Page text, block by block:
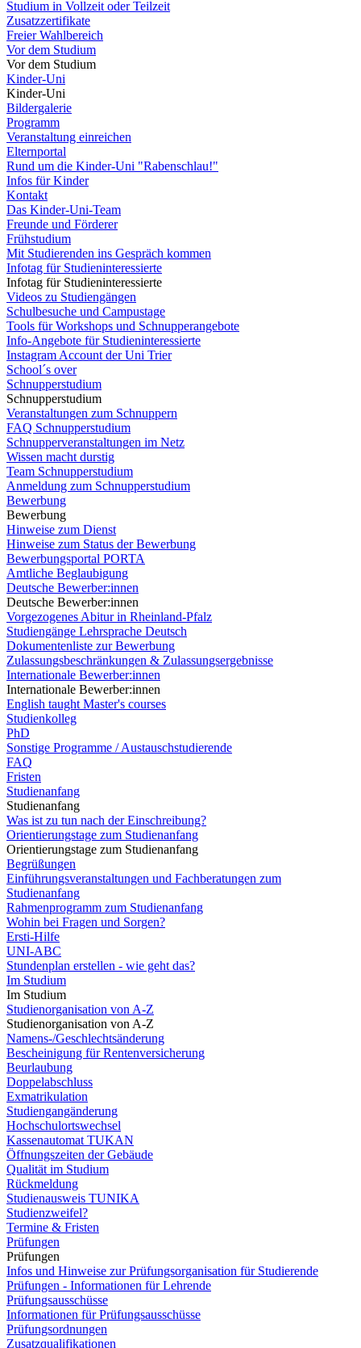
Studium in Vollzeit oder Teilzeit
Zusatzzertifikate
Freier Wahlbereich
Vor dem Studium
Vor dem Studium
Kinder-Uni
Kinder-Uni
Bildergalerie
Programm
Veranstaltung einreichen
Elternportal
Rund um die Kinder-Uni "Rabenschlau!"
Infos für Kinder
Kontakt
Das Kinder-Uni-Team
Freunde und Förderer
Frühstudium
Mit Studierenden ins Gespräch kommen
Infotag für Studieninteressierte
Infotag für Studieninteressierte
Videos zu Studiengängen
Schulbesuche und Campustage
Tools für Workshops und Schnupperangebote
Info-Angebote für Studieninteressierte
Instagram Account der Uni Trier
School´s over
Schnupperstudium
Schnupperstudium
Veranstaltungen zum Schnuppern
FAQ Schnupperstudium
Schnupperveranstaltungen im Netz
Wissen macht durstig
Team Schnupperstudium
Anmeldung zum Schnupperstudium
Bewerbung
Bewerbung
Hinweise zum Dienst
Hinweise zum Status der Bewerbung
Bewerbungsportal PORTA
Amtliche Beglaubigung
Deutsche Bewerber:innen
Deutsche Bewerber:innen
Vorgezogenes Abitur in Rheinland-Pfalz
Studiengänge Lehrsprache Deutsch
Dokumentenliste zur Bewerbung
Zulassungsbeschränkungen & Zulassungsergebnisse
Internationale Bewerber:innen
Internationale Bewerber:innen
English taught Master's courses
Studienkolleg
PhD
Sonstige Programme / Austauschstudierende
FAQ
Fristen
Studienanfang
Studienanfang
Was ist zu tun nach der Einschreibung?
Orientierungstage zum Studienanfang
Orientierungstage zum Studienanfang
Begrüßungen
Einführungsveranstaltungen und Fachberatungen zum
Studienanfang
Rahmenprogramm zum Studienanfang
Wohin bei Fragen und Sorgen?
Ersti-Hilfe
UNI-ABC
Stundenplan erstellen - wie geht das?
Im Studium
Im Studium
Studienorganisation von A-Z
Studienorganisation von A-Z
Namens-/Geschlechtsänderung
Bescheinigung für Rentenversicherung
Beurlaubung
Doppelabschluss
Exmatrikulation
Studiengangänderung
Hochschulortswechsel
Kassenautomat TUKAN
Öffnungszeiten der Gebäude
Qualität im Studium
Rückmeldung
Studienausweis TUNIKA
Studienzweifel?
Termine & Fristen
Prüfungen
Prüfungen
Infos und Hinweise zur Prüfungsorganisation für Studierende
Prüfungen - Informationen für Lehrende
Prüfungsausschüsse
Informationen für Prüfungsausschüsse
Prüfungsordnungen
Zusatzqualifikationen